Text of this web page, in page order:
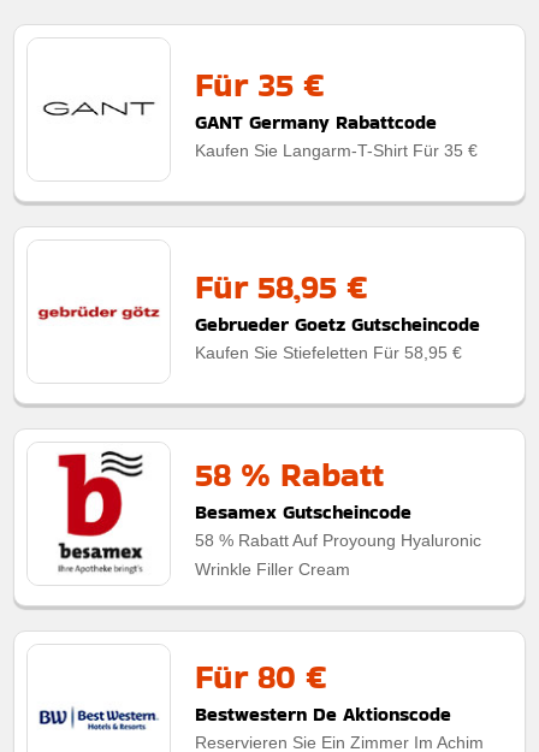
Für 35 €
GANT Germany Rabattcode
Kaufen Sie Langarm-T-Shirt Für 35 €
Für 58,95 €
Gebrueder Goetz Gutscheincode
Kaufen Sie Stiefeletten Für 58,95 €
58 % Rabatt
Besamex Gutscheincode
58 % Rabatt Auf Proyoung Hyaluronic
Wrinkle Filler Cream
Für 80 €
Bestwestern De Aktionscode
Reservieren Sie Ein Zimmer Im Achim